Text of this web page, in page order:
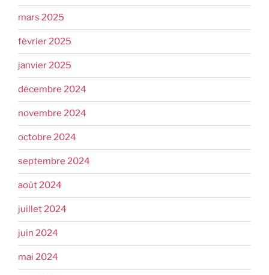
mars 2025
février 2025
janvier 2025
décembre 2024
novembre 2024
octobre 2024
septembre 2024
août 2024
juillet 2024
juin 2024
mai 2024